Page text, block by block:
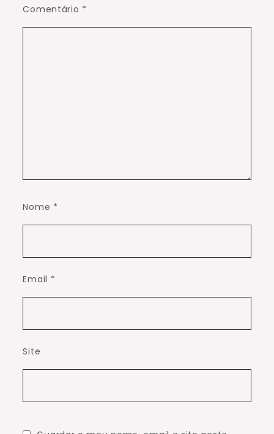
Comentário *
Nome *
Email *
Site